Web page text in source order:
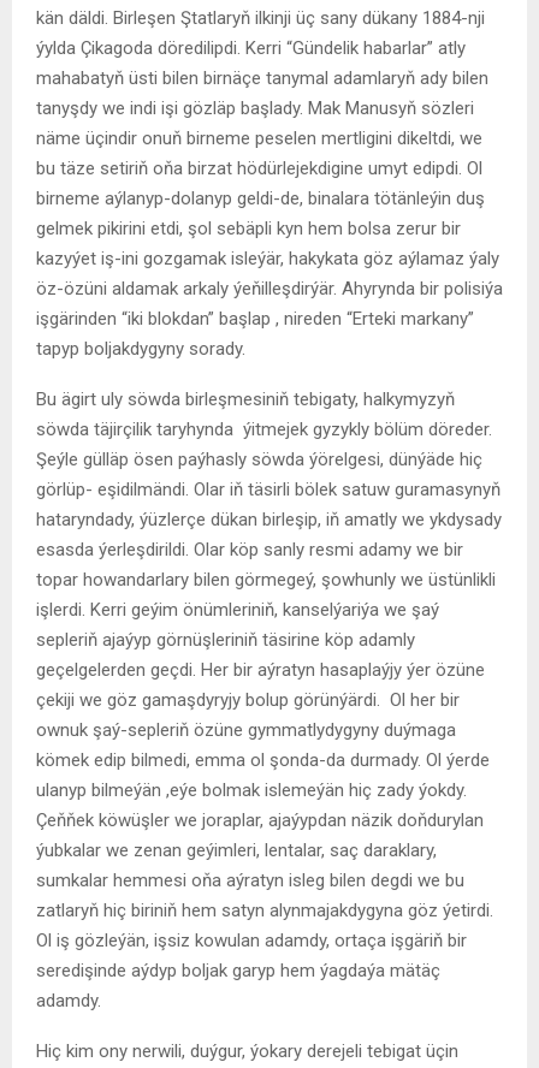
kän däldi. Birleşen Ştatlaryň ilkinji üç sany dükany 1884-nji
ýylda Çikagoda döredilipdi. Kerri “Gündelik habarlar” atly
mahabatyň üsti bilen birnäçe tanymal adamlaryň ady bilen
tanyşdy we indi işi gözläp başlady. Mak Manusyň sözleri
näme üçindir onuň birneme peselen mertligini dikeltdi, we
bu täze setiriň oňa birzat hödürlejekdigine umyt edipdi. Ol
birneme aýlanyp-dolanyp geldi-de, binalara tötänleýin duş
gelmek pikirini etdi, şol sebäpli kyn hem bolsa zerur bir
kazyýet iş-ini gozgamak isleýär, hakykata göz aýlamaz ýaly
öz-özüni aldamak arkaly ýeňilleşdirýär. Ahyrynda bir polisiýa
işgärinden “iki blokdan” başlap , nireden “Erteki markany”
tapyp boljakdygyny sorady.
Bu ägirt uly söwda birleşmesiniň tebigaty, halkymyzyň
söwda täjirçilik taryhynda ýitmejek gyzykly bölüm döreder.
Şeýle gülläp ösen paýhasly söwda ýörelgesi, dünýäde hiç
görlüp- eşidilmändi. Olar iň täsirli bölek satuw guramasynyň
hataryndady, ýüzlerçe dükan birleşip, iň amatly we ykdysady
esasda ýerleşdirildi. Olar köp sanly resmi adamy we bir
topar howandarlary bilen görmegeý, şowhunly we üstünlikli
işlerdi. Kerri geýim önümleriniň, kanselýariýa we şaý
sepleriň ajaýyp görnüşleriniň täsirine köp adamly
geçelgelerden geçdi. Her bir aýratyn hasaplaýjy ýer özüne
çekiji we göz gamaşdyryjy bolup görünýärdi. Ol her bir
ownuk şaý-sepleriň özüne gymmatlydygyny duýmaga
kömek edip bilmedi, emma ol şonda-da durmady. Ol ýerde
ulanyp bilmeýän ,eýe bolmak islemeýän hiç zady ýokdy.
Çeňňek köwüşler we joraplar, ajaýypdan näzik doňdurylan
ýubkalar we zenan geýimleri, lentalar, saç daraklary,
sumkalar hemmesi oňa aýratyn isleg bilen degdi we bu
zatlaryň hiç biriniň hem satyn alynmajakdygyna göz ýetirdi.
Ol iş gözleýän, işsiz kowulan adamdy, ortaça işgäriň bir
seredişinde aýdyp boljak garyp hem ýagdaýa mätäç
adamdy.
Hiç kim ony nerwili, duýgur, ýokary derejeli tebigat üçin